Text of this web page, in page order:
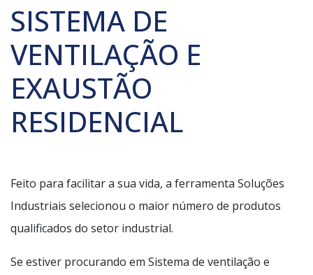
SISTEMA DE
VENTILAÇÃO E
EXAUSTÃO
RESIDENCIAL
Feito para facilitar a sua vida, a ferramenta Soluções
Industriais selecionou o maior número de produtos
qualificados do setor industrial.
Se estiver procurando em Sistema de ventilação e